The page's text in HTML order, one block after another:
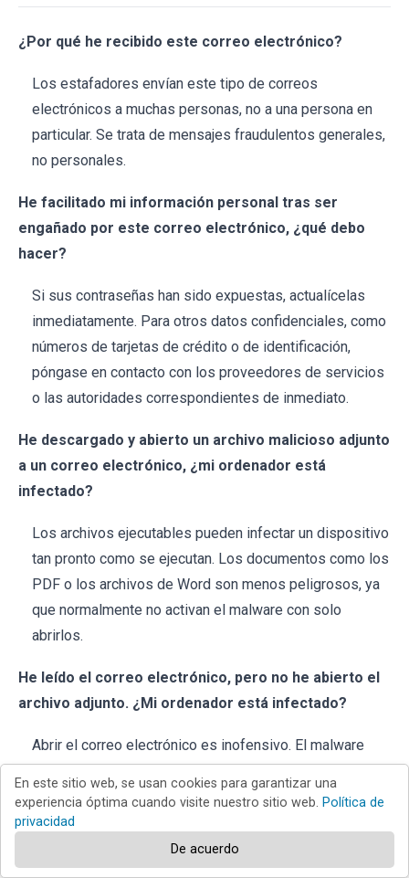
¿Por qué he recibido este correo electrónico?
Los estafadores envían este tipo de correos
electrónicos a muchas personas, no a una persona en
particular. Se trata de mensajes fraudulentos generales,
no personales.
He facilitado mi información personal tras ser
engañado por este correo electrónico, ¿qué debo
hacer?
Si sus contraseñas han sido expuestas, actualícelas
inmediatamente. Para otros datos confidenciales, como
números de tarjetas de crédito o de identificación,
póngase en contacto con los proveedores de servicios
o las autoridades correspondientes de inmediato.
He descargado y abierto un archivo malicioso adjunto
a un correo electrónico, ¿mi ordenador está
infectado?
Los archivos ejecutables pueden infectar un dispositivo
tan pronto como se ejecutan. Los documentos como los
PDF o los archivos de Word son menos peligrosos, ya
que normalmente no activan el malware con solo
abrirlos.
He leído el correo electrónico, pero no he abierto el
archivo adjunto. ¿Mi ordenador está infectado?
Abrir el correo electrónico es inofensivo. El malware
requiere al menos hacer clic en un enlace o abrir un
archivo para activarse.
malware que estaban presentes en los archivos
En este sitio web, se usan cookies para garantizar una
experiencia óptima cuando visite nuestro sitio web. Política de
privacidad
De acuerdo